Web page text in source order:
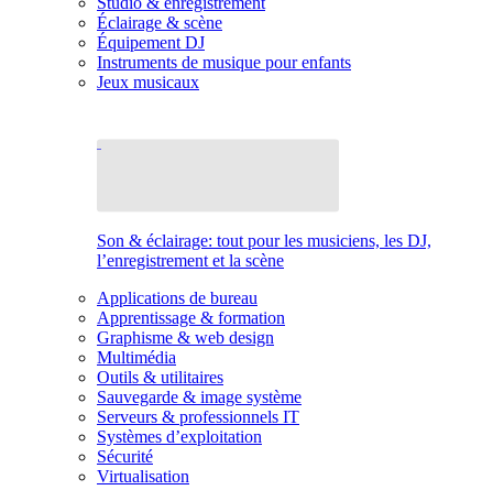
Éclairage & scène
Équipement DJ
Instruments de musique pour enfants
Jeux musicaux
Son & éclairage: tout pour les musiciens, les DJ,
l’enregistrement et la scène
Applications de bureau
Apprentissage & formation
Graphisme & web design
Multimédia
Outils & utilitaires
Sauvegarde & image système
Serveurs & professionnels IT
Systèmes d’exploitation
Sécurité
Virtualisation